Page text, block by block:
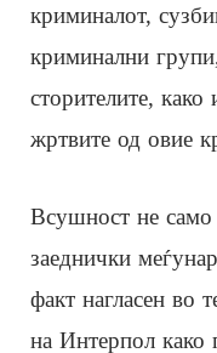
криминалот,
криминални
сторителите,
жртвите од овие
Всушност не само
заеднички
факт нагласен во
на Интерпол како